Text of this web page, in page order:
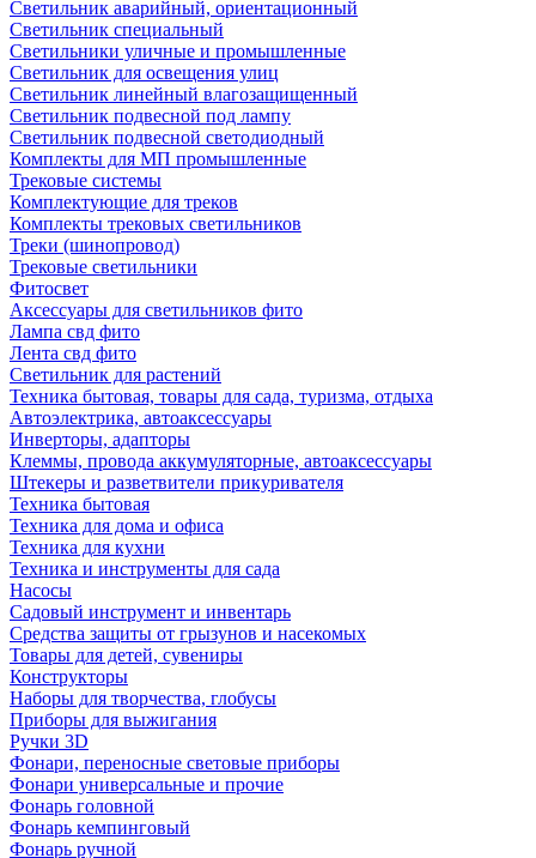
Светильник аварийный, ориентационный
Светильник специальный
Светильники уличные и промышленные
Светильник для освещения улиц
Светильник линейный влагозащищенный
Светильник подвесной под лампу
Светильник подвесной светодиодный
Комплекты для МП промышленные
Трековые системы
Комплектующие для треков
Комплекты трековых светильников
Треки (шинопровод)
Трековые светильники
Фитосвет
Аксессуары для светильников фито
Лампа свд фито
Лента свд фито
Светильник для растений
Техника бытовая, товары для сада, туризма, отдыха
Автоэлектрика, автоаксессуары
Инверторы, адапторы
Клеммы, провода аккумуляторные, автоаксессуары
Штекеры и разветвители прикуривателя
Техника бытовая
Техника для дома и офиса
Техника для кухни
Техника и инструменты для сада
Насосы
Садовый инструмент и инвентарь
Средства защиты от грызунов и насекомых
Товары для детей, сувениры
Конструкторы
Наборы для творчества, глобусы
Приборы для выжигания
Ручки 3D
Фонари, переносные световые приборы
Фонари универсальные и прочие
Фонарь головной
Фонарь кемпинговый
Фонарь ручной